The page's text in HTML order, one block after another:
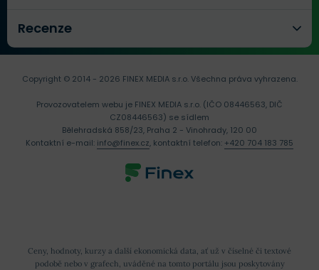
Recenze
Ceny, hodnoty, kurzy a další ekonomická data, ať už v číselné či textové
podobě nebo v grafech, uváděné na tomto portálu jsou poskytovány
Copyright © 2014 - 2026 FINEX MEDIA s.r.o.Všechna práva vyhrazena.
Provozovatelem webu je FINEX MEDIA s.r.o. (IČO 08446563, DIČ
CZ08446563) se sídlem
Bělehradská 858/23, Praha 2 - Vinohrady, 120 00
Kontaktní e-mail: info@finex.cz, kontaktní telefon: +420 704 183 785